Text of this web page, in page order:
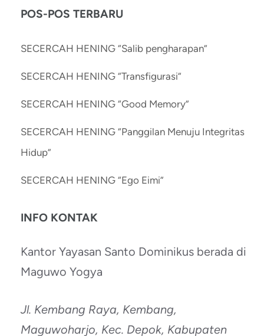
POS-POS TERBARU
SECERCAH HENING “Salib pengharapan”
SECERCAH HENING “Transfigurasi”
SECERCAH HENING “Good Memory”
SECERCAH HENING “Panggilan Menuju Integritas
Hidup”
SECERCAH HENING “Ego Eimi”
INFO KONTAK
Kantor Yayasan Santo Dominikus berada di
Maguwo Yogya
Jl. Kembang Raya, Kembang,
Maguwoharjo, Kec. Depok, Kabupaten